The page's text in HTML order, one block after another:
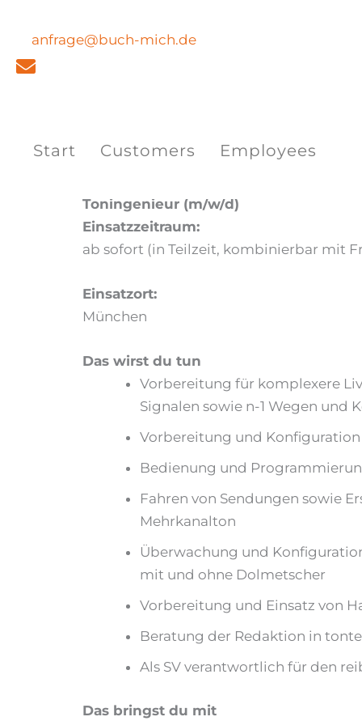
content
anfrage@buch-mich.de
Start Customers Employees
Toningenieur (m/w/d)
Einsatzzeitraum:
ab sofort (in Teilzeit, kombinierbar mit
Einsatzort:
München
Das wirst du tun
Vorbereitung für komplexere
Signalen sowie n-1 Wegen und
Vorbereitung und
Bedienung und
Fahren von Sendungen sowie
Mehrkanalton
Überwachung und
mit und ohne Dolmetscher
Vorbereitung und Einsatz von
Beratung der Redaktion in
Als SV verantwortlich für den
Das bringst du mit